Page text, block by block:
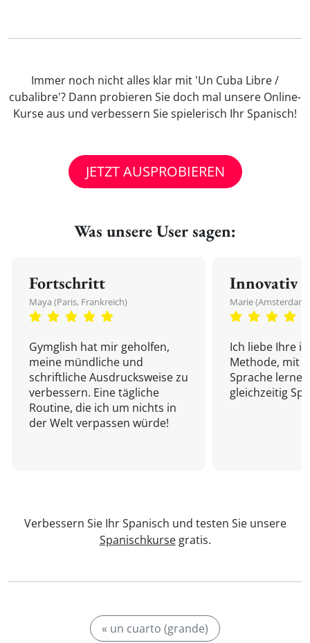
Immer noch nicht alles klar mit 'Un Cuba Libre /
cubalibre'? Dann probieren Sie doch mal unsere Online-
Kurse aus und verbessern Sie spielerisch Ihr Spanisch!
JETZT AUSPROBIEREN
Was unsere User sagen:
Fortschritt
Maya (Paris, Frankreich)
Gymglish hat mir geholfen,
meine mündliche und
schriftliche Ausdrucksweise zu
verbessern. Eine tägliche
Routine, die ich um nichts in
der Welt verpassen würde!
Innovativ
Marie
Ich liebe Ihre
Methode, mit
Sprache
gleichzeitig
Verbessern Sie Ihr Spanisch und testen Sie unsere
Spanischkursegratis.
« un cuarto (grande)